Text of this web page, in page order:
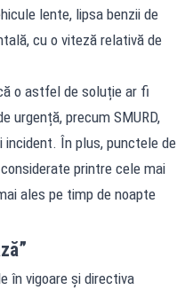
lente, lipsa benzii de
cu o viteză relativă de
o astfel de soluție ar fi
urgență, precum SMURD,
incident. În plus, punctele de
printre cele mai
ales pe timp de noapte
în vigoare și directiva